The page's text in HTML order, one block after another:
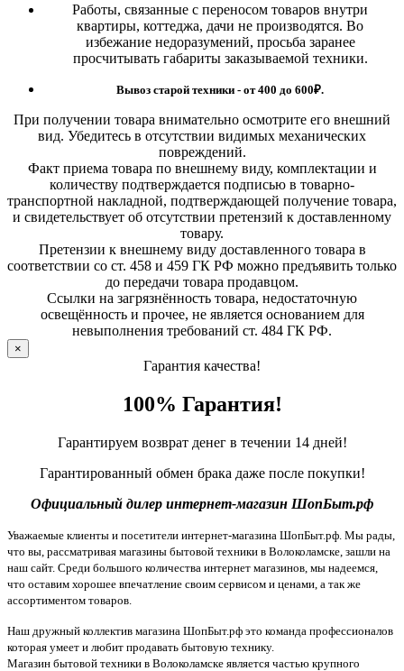
Работы, связанные с переносом товаров внутри
квартиры, коттеджа, дачи не производятся. Во
избежание недоразумений, просьба заранее
просчитывать габариты заказываемой техники.
Вывоз старой техники - от 400 до 600₽.
При получении товара внимательно осмотрите его внешний
вид. Убедитесь в отсутствии видимых механических
повреждений.
Факт приема товара по внешнему виду, комплектации и
количеству подтверждается подписью в товарно-
транспортной накладной, подтверждающей получение товара,
и свидетельствует об отсутствии претензий к доставленному
товару.
Претензии к внешнему виду доставленного товара в
соответствии со ст. 458 и 459 ГК РФ можно предъявить только
до передачи товара продавцом.
Ссылки на загрязнённость товара, недостаточную
освещённость и прочее, не является основанием для
невыполнения требований ст. 484 ГК РФ.
×
Гарантия качества!
100% Гарантия!
Гарантируем возврат денег в течении 14 дней!
Гарантированный обмен брака даже после покупки!
Официальный дилер интернет-магазин ШопБыт.рф
Уважаемые клиенты и посетители интернет-магазина ШопБыт.рф. Мы рады,
что вы, рассматривая магазины бытовой техники в Волоколамске, зашли на
наш сайт. Среди большого количества интернет магазинов, мы надеемся,
что оставим хорошее впечатление своим сервисом и ценами, а так же
ассортиментом товаров.
Наш дружный коллектив магазина ШопБыт.рф это команда профессионалов
которая умеет и любит продавать бытовую технику.
Магазин бытовой техники в Волоколамске является частью крупного